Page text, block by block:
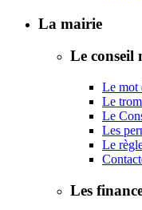
La mairie
Le conseil
Le mot
Le
Le
Les
Le
Les